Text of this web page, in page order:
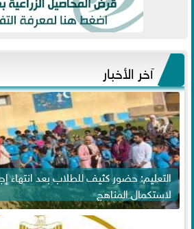
آخر الأخبار
التعليم: حضور كثيف للطلاب بعد انتهاء
لاستكمال المناهج